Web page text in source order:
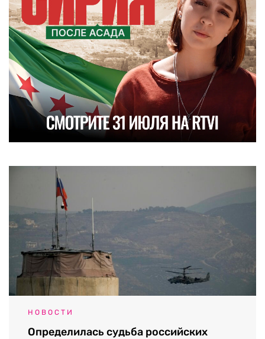
НОВОСТИ
Определилась судьба российских